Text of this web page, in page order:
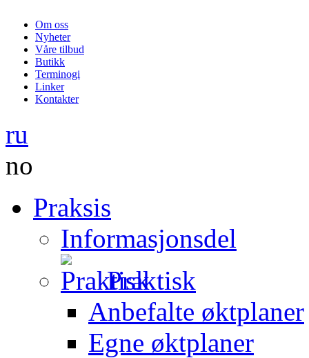
Om oss
Nyheter
Våre tilbud
Butikk
Terminogi
Linker
Kontakter
ru
no
Praksis
Informasjonsdel
Praktisk
Anbefalte øktplaner
Egne øktplaner